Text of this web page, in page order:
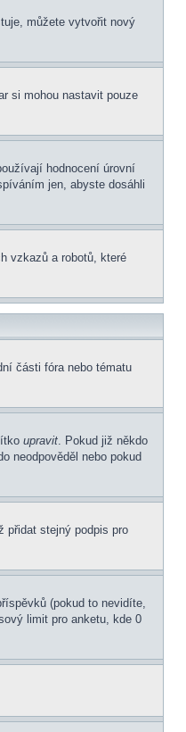
můžete vytvořit nový
si mohou nastavit pouze
hodnocení úrovní
jen, abyste dosáhli
vzkazů a robotů, které
části fóra nebo tématu
upravit. Pokud již někdo
neodpověděl nebo pokud
přidat stejný podpis pro
(pokud to nevidíte,
limit pro anketu, kde 0